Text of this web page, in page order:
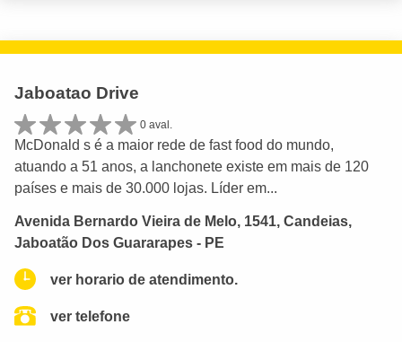
Jaboatao Drive
0 aval.
McDonald s é a maior rede de fast food do mundo,
atuando a 51 anos, a lanchonete existe em mais de 120
países e mais de 30.000 lojas. Líder em...
Avenida Bernardo Vieira de Melo, 1541, Candeias,
Jaboatão Dos Guararapes - PE
ver horario de atendimento.
ver telefone